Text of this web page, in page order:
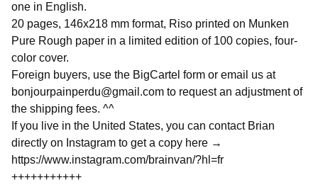
one in English.
20 pages, 146x218 mm format, Riso printed on Munken
Pure Rough paper in a limited edition of 100 copies, four-
color cover.
Foreign buyers, use the BigCartel form or email us at
bonjourpainperdu@gmail.com to request an adjustment of
the shipping fees. ^^
If you live in the United States, you can contact Brian
directly on Instagram to get a copy here →
https://www.instagram.com/brainvan/?hl=fr
+++++++++++